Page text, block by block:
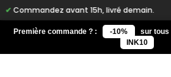
avant 15h, livré demain.
Première commande ? : -10%
sur tous
INK10